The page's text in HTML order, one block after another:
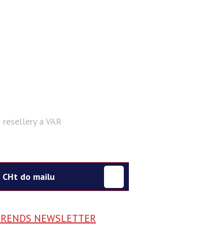
resellery a VAR
CHt do mailu
NEWSLETTER